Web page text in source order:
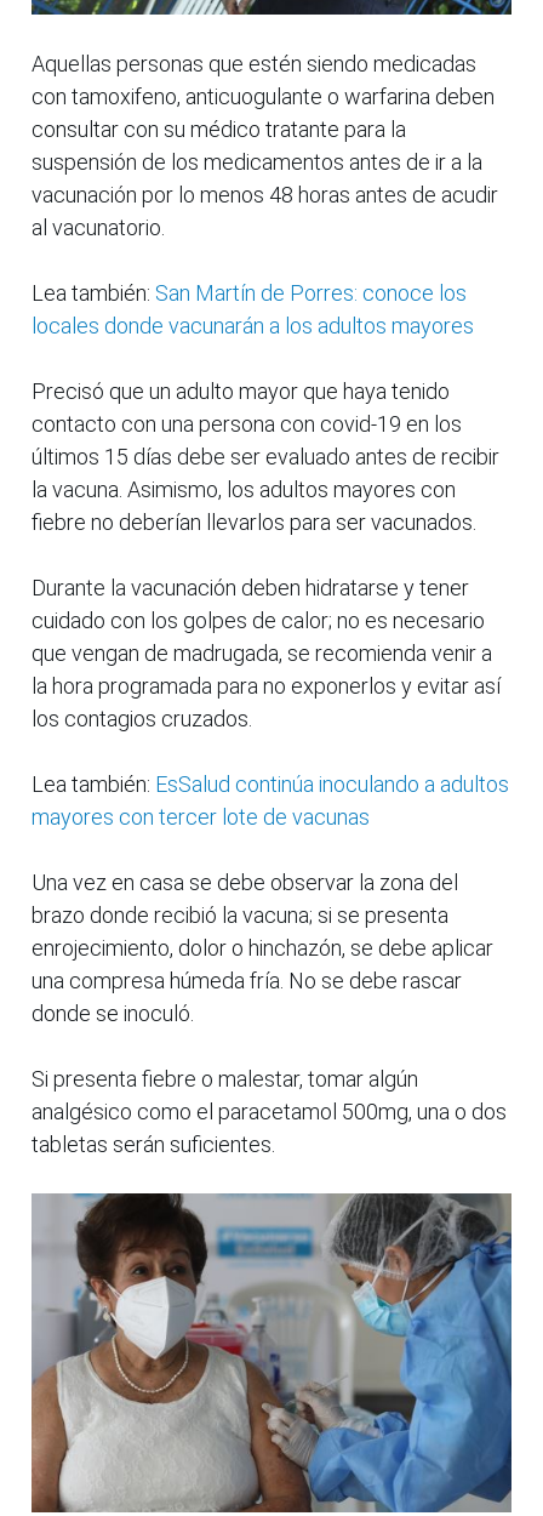
Aquellas personas que estén siendo medicadas
con tamoxifeno, anticuogulante o warfarina deben
consultar con su médico tratante para la
suspensión de los medicamentos antes de ir a la
vacunación por lo menos 48 horas antes de acudir
al vacunatorio.
Lea también: San Martín de Porres: conoce los
locales donde vacunarán a los adultos mayores
Precisó que un adulto mayor que haya tenido
contacto con una persona con covid-19 en los
últimos 15 días debe ser evaluado antes de recibir
la vacuna. Asimismo, los adultos mayores con
fiebre no deberían llevarlos para ser vacunados.
Durante la vacunación deben hidratarse y tener
cuidado con los golpes de calor; no es necesario
que vengan de madrugada, se recomienda venir a
la hora programada para no exponerlos y evitar así
los contagios cruzados.
Lea también: EsSalud continúa inoculando a adultos
mayores con tercer lote de vacunas
Una vez en casa se debe observar la zona del
brazo donde recibió la vacuna; si se presenta
enrojecimiento, dolor o hinchazón, se debe aplicar
una compresa húmeda fría. No se debe rascar
donde se inoculó.
Si presenta fiebre o malestar, tomar algún
analgésico como el paracetamol 500mg, una o dos
tabletas serán suficientes.